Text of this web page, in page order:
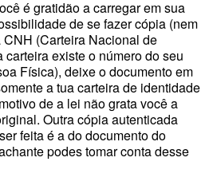
é gratidão a carregar em sua
de se fazer cópia (nem
(Carteira Nacional de
existe o número do seu
Física), deixe o documento em
a tua carteira de identidade
de a lei não grata você a
Outra cópia autenticada
feita é a do documento do
podes tomar conta desse